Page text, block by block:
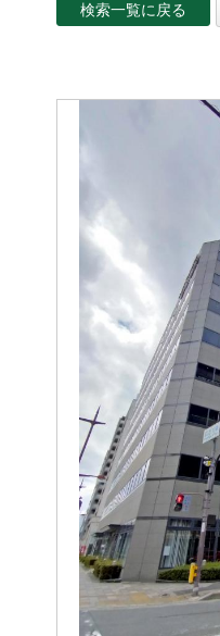
検索一覧に戻る